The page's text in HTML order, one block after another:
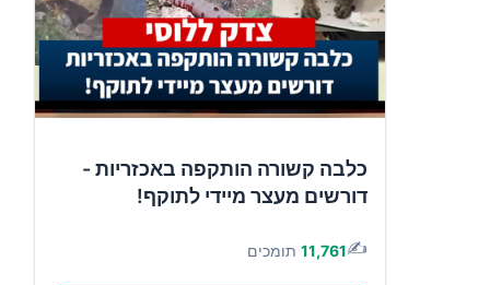
כלבה קשורה הותקפה באכזריות -
דורשים מעצר מיידי לתוקף!
✍️
11,761 תומכים